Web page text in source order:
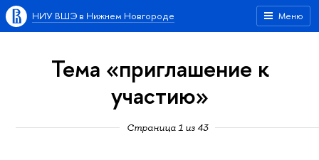
Меню
НИУ ВШЭ в Нижнем Новгороде
Тема «приглашение к
участию»
Страница 1 из 43